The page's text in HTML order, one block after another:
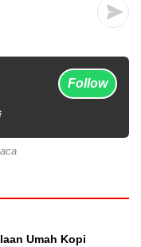
Follow
Umah Kopi